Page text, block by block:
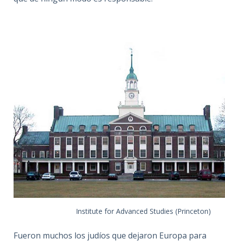
Institute for Advanced Studies (Princeton)
Fueron muchos los judíos que dejaron Europa para